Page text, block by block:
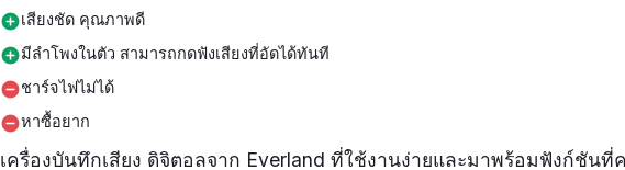
add_circleเสียงชัด คุณภาพดี
add_circleมีลำโพงในตัว สามารถกดฟังเสียงที่อัดได้ทันที
remove_circleชาร์จไฟไม่ได้
remove_circleหาซื้อยาก
เครื่องบันทึกเสียง ดิจิตอลจาก Everland ที่ใช้งานง่ายและมาพร้อมฟังก์ชันที่